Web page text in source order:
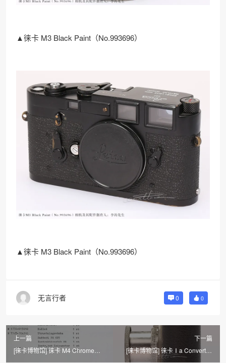
▲徕卡 M3 Black Paint（No.993696）
▲徕卡 M3 Black Paint（No.993696）
无言行者 0 0
上一篇
[徕卡博物馆] 徕卡 M4 Chrome
下一篇
[徕卡博物馆] 徕卡Ⅰa Convert to
Ⅱ Black Paint（No.1206）